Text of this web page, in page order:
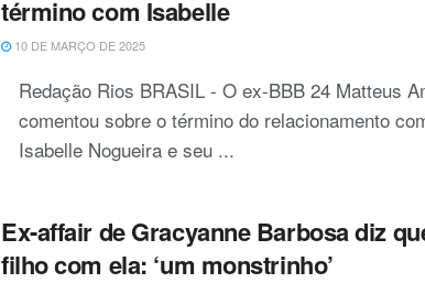
término com Isabelle
10 DE MARÇO DE 2025
Redação Rios BRASIL - O ex-BBB 24 Matteus
comentou sobre o término do relacionamento
Isabelle Nogueira e seu ...
Ex-affair de Gracyanne Barbosa diz
filho com ela: ‘um monstrinho’